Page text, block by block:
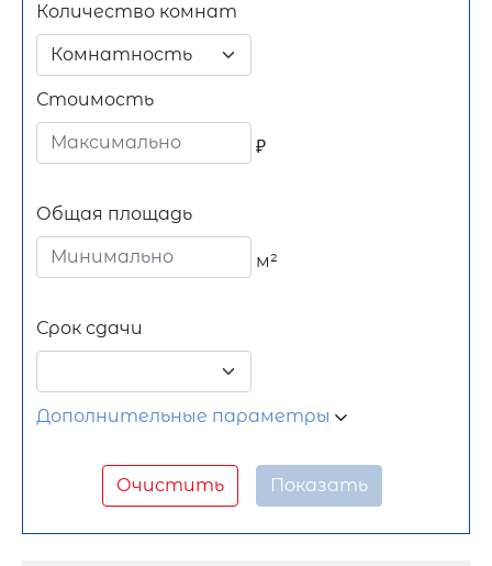
Количество комнат
Комнатность
Стоимость
₽
Общая площадь
м²
Срок сдачи
Дополнительные параметры
Очистить